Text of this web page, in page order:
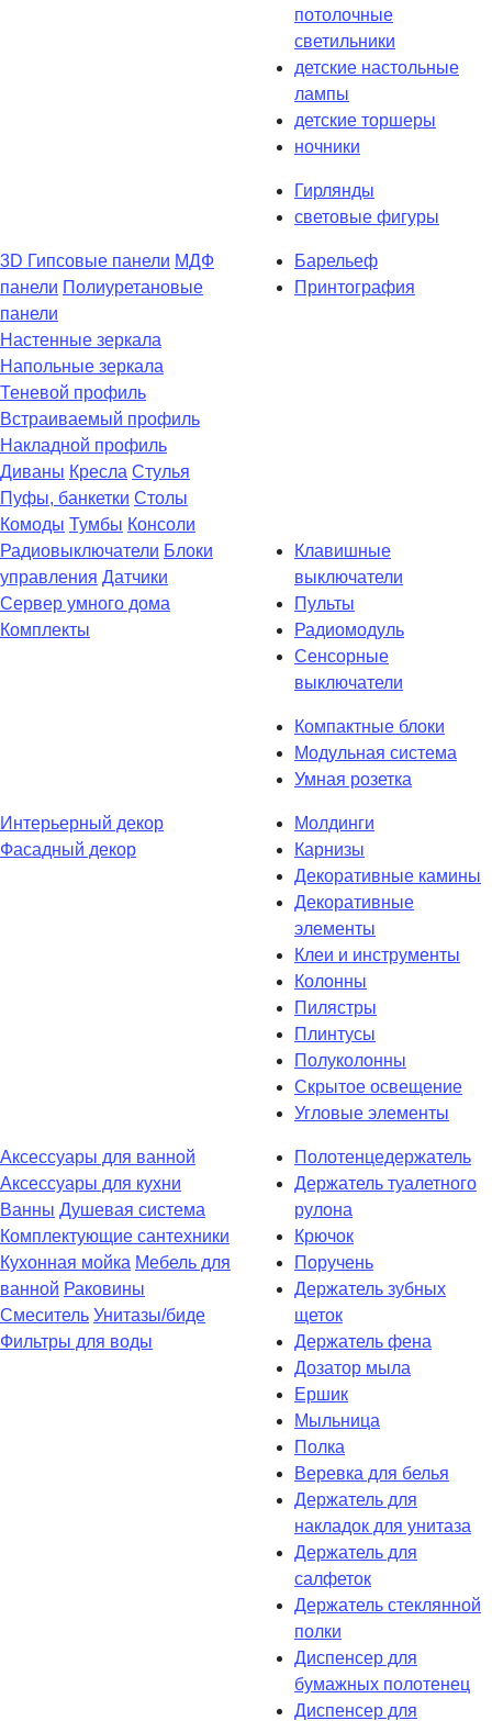
потолочные
светильники
детские настольные
лампы
детские торшеры
ночники
Гирлянды
световые фигуры
3D Гипсовые панели МДФ
панели Полиуретановые
панели
Барельеф
Принтография
Настенные зеркала
Напольные зеркала
Теневой профиль
Встраиваемый профиль
Накладной профиль
Диваны Кресла Стулья
Пуфы, банкетки Столы
Комоды Тумбы Консоли
Радиовыключатели Блоки
управления Датчики
Сервер умного дома
Комплекты
Клавишные
выключатели
Пульты
Радиомодуль
Сенсорные
выключатели
Компактные блоки
Модульная система
Умная розетка
Интерьерный декор
Фасадный декор
Молдинги
Карнизы
Декоративные камины
Декоративные
элементы
Клеи и инструменты
Колонны
Пилястры
Плинтусы
Полуколонны
Скрытое освещение
Угловые элементы
Аксессуары для ванной
Аксессуары для кухни
Ванны Душевая система
Комплектующие сантехники
Кухонная мойка Мебель для
ванной Раковины
Смеситель Унитазы/биде
Фильтры для воды
Полотенцедержатель
Держатель туалетного
рулона
Крючок
Поручень
Держатель зубных
щеток
Держатель фена
Дозатор мыла
Eршик
Мыльница
Полка
Веревка для белья
Держатель для
накладок для унитаза
Держатель для
салфеток
Держатель стеклянной
полки
Диспенсер для
бумажных полотенец
Диспенсер для